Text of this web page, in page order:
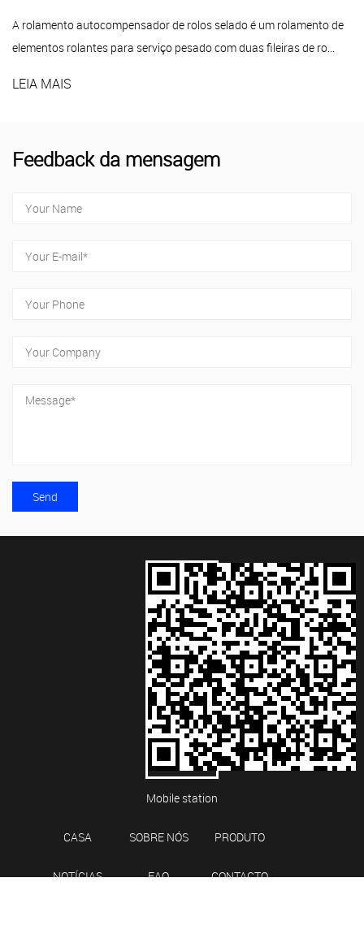
A rolamento autocompensador de rolos selado é um rolamento de
elementos rolantes para serviço pesado com duas fileiras de ro...
LEIA MAIS
Feedback da mensagem
Mobile station
CASA SOBRE NÓS PRODUTO
NOTÍCIAS FAQ CONTACTO